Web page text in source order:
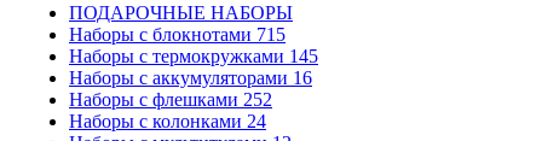
ПОДАРОЧНЫЕ НАБОРЫ
Наборы с блокнотами 715
Наборы с термокружками 145
Наборы с аккумуляторами 16
Наборы с флешками 252
Наборы с колонками 24